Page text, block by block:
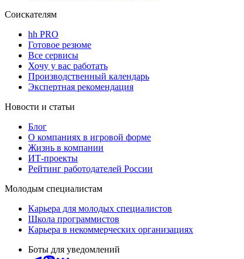
Соискателям
hh PRO
Готовое резюме
Все сервисы
Хочу у вас работать
Производственный календарь
Экспертная рекомендация
Новости и статьи
Блог
О компаниях в игровой форме
Жизнь в компании
ИТ-проекты
Рейтинг работодателей России
Молодым специалистам
Карьера для молодых специалистов
Школа программистов
Карьера в некоммерческих организациях
Боты для уведомлений